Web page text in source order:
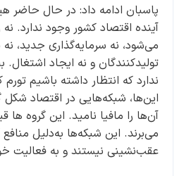
پاسبان ادامه داد: در حال حاضر
آینده اقتصاد کشور وجود ندارد.
می‌شود، نه سرمایه‌گذاری جدید، نه
تولیدکنندگان و نه ایجاد اشتغال.
ندارد که انتظار داشته باشیم
این‌ها، شبکه‌هایی در اقتصاد شکل
آن‌ها را مافیا نامید. این گروه ها
می‌برند. این شبکه‌ها به‌دلیل
عقب‌نشینی نیستند و به فعالیت